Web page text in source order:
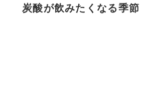
炭酸が飲みたくなる季節